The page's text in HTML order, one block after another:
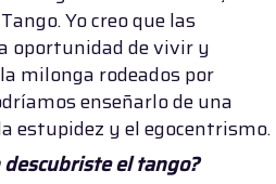
Yo creo que las
oportunidad de vivir y
milonga rodeados por
enseñarlo de una
estupidez y el egocentrismo.
descubriste el tango?